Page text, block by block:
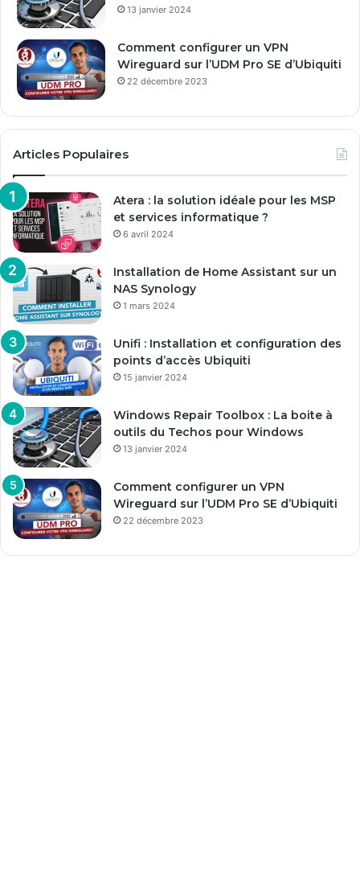
13 janvier 2024
Comment configurer un VPN
Wireguard sur l’UDM Pro SE d’Ubiquiti
22 décembre 2023
Articles Populaires
Atera : la solution idéale pour les MSP
et services informatique ?
6 avril 2024
Installation de Home Assistant sur un
NAS Synology
1 mars 2024
Unifi : Installation et configuration des
points d’accès Ubiquiti
15 janvier 2024
Windows Repair Toolbox : La boite à
outils du Techos pour Windows
13 janvier 2024
Comment configurer un VPN
Wireguard sur l’UDM Pro SE d’Ubiquiti
22 décembre 2023